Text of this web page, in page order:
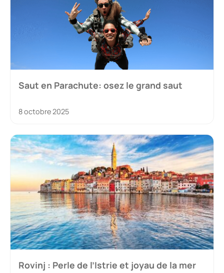
Saut en Parachute: osez le grand saut
8 octobre 2025
Rovinj : Perle de l’Istrie et joyau de la mer